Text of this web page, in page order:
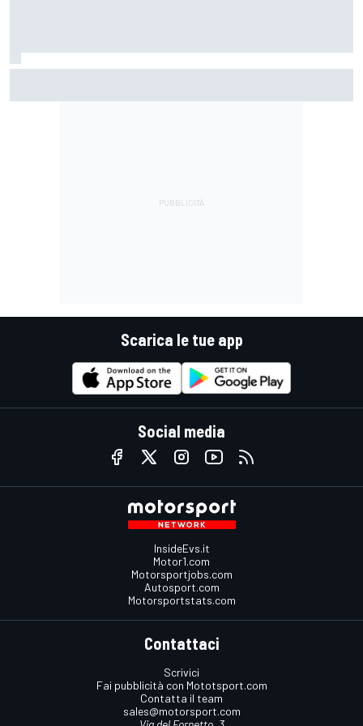
Scarica le tue app
Social media
InsideEvs.it
Motor1.com
Motorsportjobs.com
Autosport.com
Motorsportstats.com
Contattaci
Scrivici
Fai pubblicità con Mototsport.com
Contatta il team
sales@motorsport.com